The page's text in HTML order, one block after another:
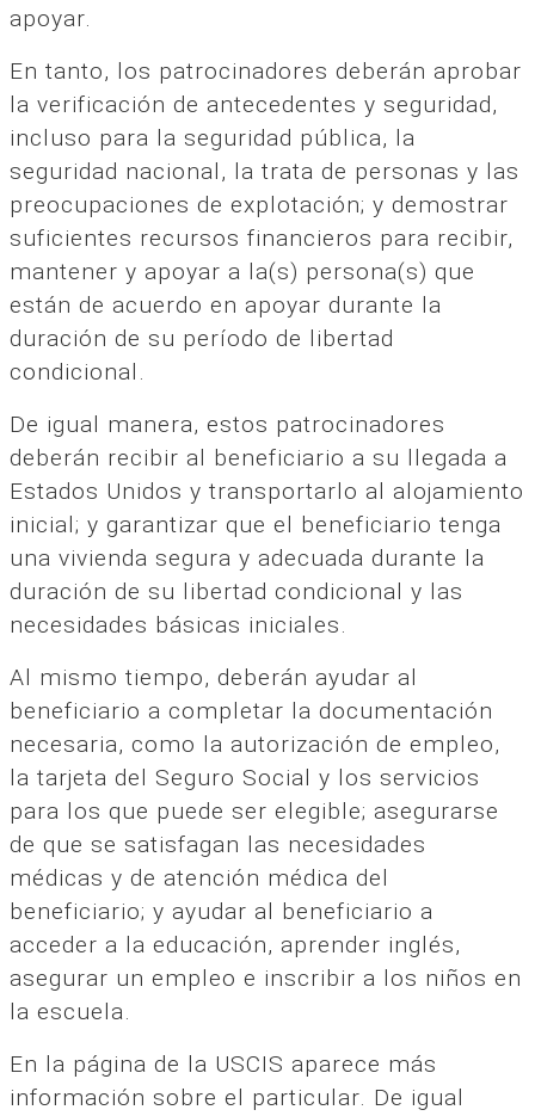
apoyar.
En tanto, los patrocinadores deberán aprobar
la verificación de antecedentes y seguridad,
incluso para la seguridad pública, la
seguridad nacional, la trata de personas y las
preocupaciones de explotación; y demostrar
suficientes recursos financieros para recibir,
mantener y apoyar a la(s) persona(s) que
están de acuerdo en apoyar durante la
duración de su período de libertad
condicional.
De igual manera, estos patrocinadores
deberán recibir al beneficiario a su llegada a
Estados Unidos y transportarlo al alojamiento
inicial; y garantizar que el beneficiario tenga
una vivienda segura y adecuada durante la
duración de su libertad condicional y las
necesidades básicas iniciales.
Al mismo tiempo, deberán ayudar al
beneficiario a completar la documentación
necesaria, como la autorización de empleo,
la tarjeta del Seguro Social y los servicios
para los que puede ser elegible; asegurarse
de que se satisfagan las necesidades
médicas y de atención médica del
beneficiario; y ayudar al beneficiario a
acceder a la educación, aprender inglés,
asegurar un empleo e inscribir a los niños en
la escuela.
En la página de la USCIS aparece más
información sobre el particular. De igual